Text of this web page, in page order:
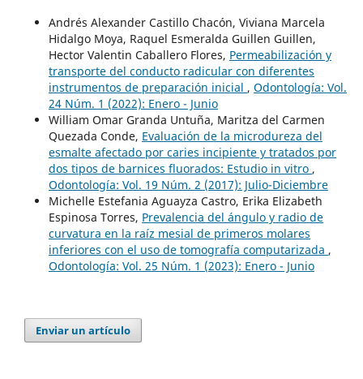
Andrés Alexander Castillo Chacón, Viviana Marcela
Hidalgo Moya, Raquel Esmeralda Guillen Guillen,
Hector Valentin Caballero Flores, Permeabilización y
transporte del conducto radicular con diferentes
instrumentos de preparación inicial , Odontología: Vol.
24 Núm. 1 (2022): Enero - Junio
William Omar Granda Untuña, Maritza del Carmen
Quezada Conde, Evaluación de la microdureza del
esmalte afectado por caries incipiente y tratados por
dos tipos de barnices fluorados: Estudio in vitro ,
Odontología: Vol. 19 Núm. 2 (2017): Julio-Diciembre
Michelle Estefania Aguayza Castro, Erika Elizabeth
Espinosa Torres, Prevalencia del ángulo y radio de
curvatura en la raíz mesial de primeros molares
inferiores con el uso de tomografía computarizada ,
Odontología: Vol. 25 Núm. 1 (2023): Enero - Junio
Enviar un artículo